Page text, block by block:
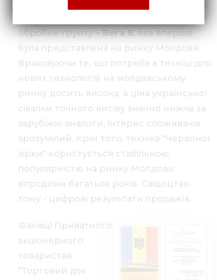
виставки викликалапросапна
для роботи за мінімальною технологією
обробки ґрунту –Вега 8, яка вперше
була представлена на ринку Молдови.
Враховуючи те, що потреба в техніці для
нових технологій на молдавському
ринку досить висока, а ціна української
сівалки точного висіву значно нижча за
зарубіжні аналоги, інтерес споживачів
зрозумілий. Крім того, техніка "Червоної
зірки" користується стабільною
популярністю на ринку Молдови
впродовж багатьох років. Свідоцтво
тому - цифрові результати продажів.
Фахівці Приватного
акціонерного
товариства
"Торговий дім